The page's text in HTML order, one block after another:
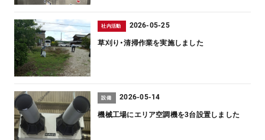
社内活動 2026-05-25
草刈り・清掃作業を実施しました
設備 2026-05-14
機械工場にエリア空調機を3台設置しました